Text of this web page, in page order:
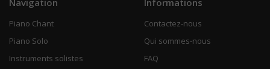
Piano Chant
Piano Solo
Instruments solistes
Contactez-nous
Qui sommes-nous
FAQ